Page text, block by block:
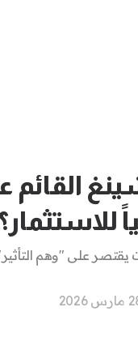
القائم
يقتصر على "وهم